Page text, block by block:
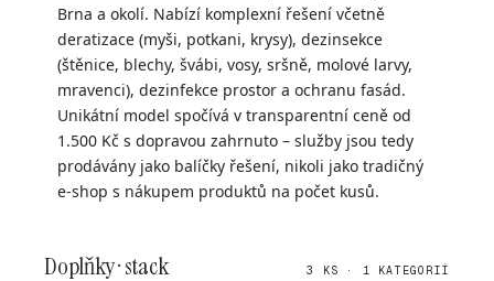
Brna a okolí. Nabízí komplexní řešení včetně
deratizace (myši, potkani, krysy), dezinsekce
(štěnice, blechy, švábi, vosy, sršně, molové larvy,
mravenci), dezinfekce prostor a ochranu fasád.
Unikátní model spočívá v transparentní ceně od
1.500 Kč s dopravou zahrnuto – služby jsou tedy
prodávány jako balíčky řešení, nikoli jako tradičný
e-shop s nákupem produktů na počet kusů.
Doplňky · stack 3 KS · 1 KATEGORIÍ